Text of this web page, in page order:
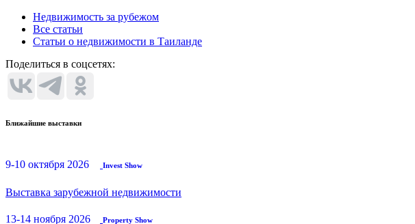
Недвижимость за рубежом
Все статьи
Статьи о недвижимости в Таиланде
Поделиться в соцсетях:
Ближайшие выставки
9-10 октября 2026 Invest Show
Выставка зарубежной недвижимости
13-14 ноября 2026 Property Show